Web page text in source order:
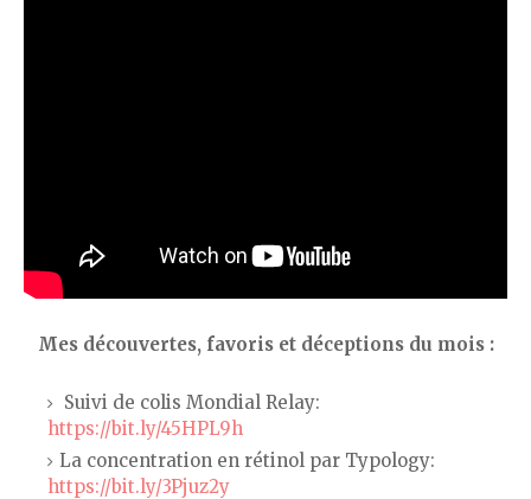
Mes découvertes, favoris et déceptions du mois :
Suivi de colis Mondial Relay:
https://bit.ly/45HPL9h
La concentration en rétinol par Typology:
https://bit.ly/3Pjuz2y